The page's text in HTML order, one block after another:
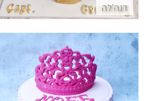
דנה'לה
עוגת ברבי